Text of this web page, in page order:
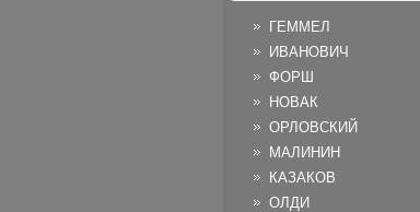
ГЕММЕЛ
ИВАНОВИЧ
ФОРШ
НОВАК
ОРЛОВСКИЙ
МАЛИНИН
КАЗАКОВ
ОЛДИ